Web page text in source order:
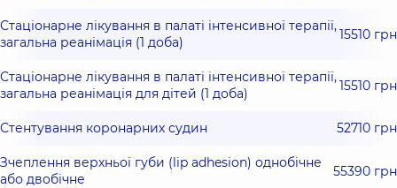
Стаціонарне лікування в палаті інтенсивної терапії,
загальна реанімація (1 доба)
15510 грн
Стаціонарне лікування в палаті інтенсивної терапії,
загальна реанімація для дітей (1 доба)
15510 грн
Стентування коронарних судин 52710 грн
Зчеплення верхньої губи (lip adhesion) однобічне
або двобічне
55390 грн